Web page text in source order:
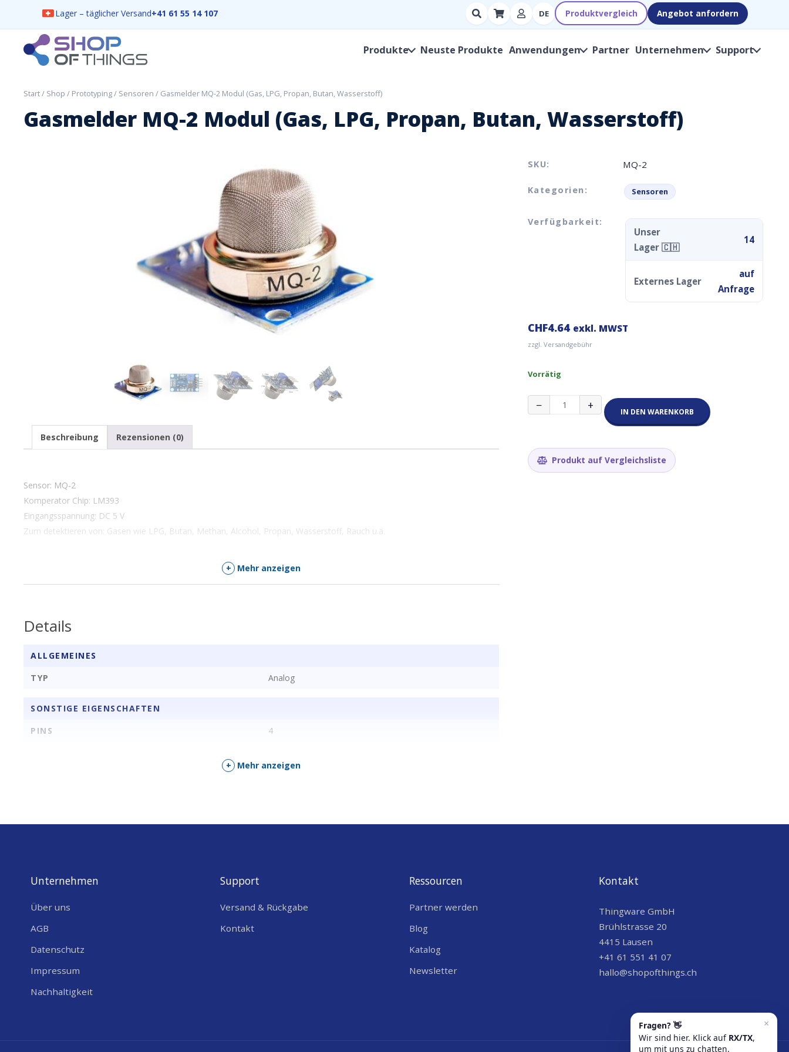
Lager – täglicher Versand+41 61 55 14 107
Suchen
nach
Hersteller,
DE Produktvergleich Angebot anfordern
ShopOfThings
Produkte Neuste Produkte Anwendungen Partner Unternehmen Support
Start/ Shop / Prototyping/ Sensoren / Gasmelder MQ-2 Modul (Gas, LPG, Propan, Butan, Wasserstoff)
Gasmelder MQ-2 Modul (Gas, LPG, Propan, Butan, Wasserstoff)
SKU: MQ-2
Kategorien: Sensoren
Verfügbarkeit:
Unser
Lager 🇨🇭
14
Externes Lager
auf
Anfrage
CHF4.64 exkl. MWST
zzgl. Versandgebühr
Vorrätig
−
Gasmelder
MQ-
LPG,
Propan,
+ IN DEN WARENKORB
Produkt auf Vergleichsliste
Beschreibung Rezensionen (0)
Sensor: MQ-2
Komperator Chip: LM393
Eingangsspannung: DC 5 V
Zum detektieren von: Gasen wie LPG, Butan, Methan, Alcohol, Propan, Wasserstoff, Rauch u.ä.
+ Mehr anzeigen
Details
ALLGEMEINES
TYP
Analog
SONSTIGE EIGENSCHAFTEN
PINS
4
+ Mehr anzeigen
Unternehmen
Über uns
AGB
Datenschutz
Impressum
Nachhaltigkeit
Support
Versand & Rückgabe
Kontakt
Ressourcen
Partner werden
Blog
Katalog
Newsletter
Kontakt
Thingware GmbH
Brühlstrasse 20
4415 Lausen
+41 61 551 41 07
hallo@shopofthings.ch